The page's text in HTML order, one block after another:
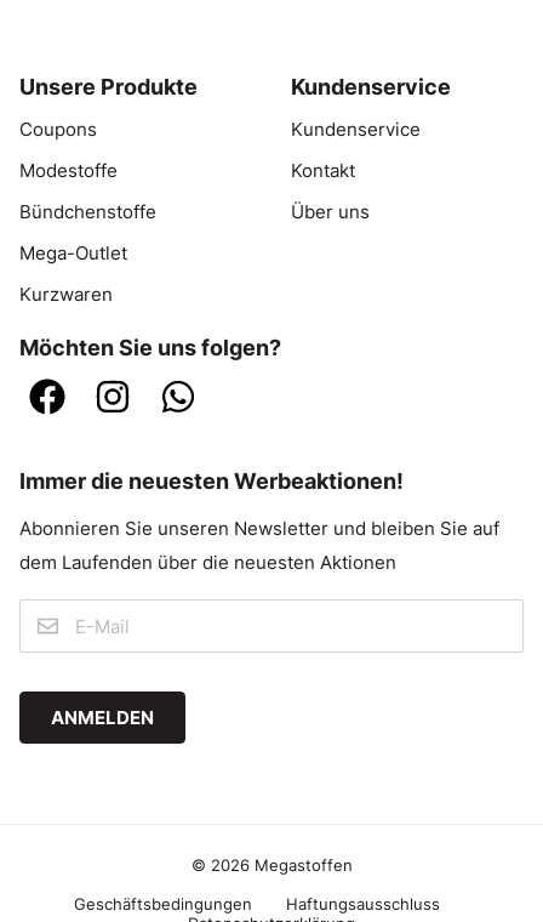
Unsere Produkte
Coupons
Modestoffe
Bündchenstoffe
Mega-Outlet
Kurzwaren
Kundenservice
Kundenservice
Kontakt
Über uns
Möchten Sie uns folgen?
Immer die neuesten Werbeaktionen!
Abonnieren Sie unseren Newsletter und bleiben Sie auf
dem Laufenden über die neuesten Aktionen
ANMELDEN
© 2026 Megastoffen
Geschäftsbedingungen
Haftungsausschluss